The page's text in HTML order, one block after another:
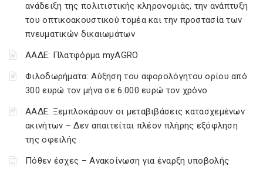
ανάδειξη της πολιτιστικής κληρονομιάς, την ανάπτυξη
του οπτικοακουστικού τομέα και την προστασία των
πνευματικών δικαιωμάτων
ΑΑΔΕ: Πλατφόρμα myAGRO
Φιλοδωρήματα: Αύξηση του αφορολόγητου ορίου από
300 ευρώ τον μήνα σε 6.000 ευρώ τον χρόνο
ΑΑΔΕ: Ξεμπλοκάρουν οι μεταβιβάσεις κατασχεμένων
ακινήτων – Δεν απαιτείται πλέον πλήρης εξόφληση
της οφειλής
Πόθεν έσχες – Ανακοίνωση για έναρξη υποβολής